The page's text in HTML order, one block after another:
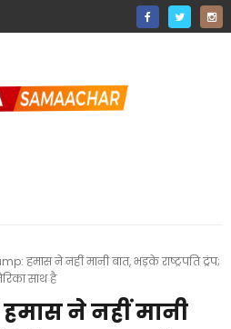
हमास ने नहीं मानी बात, भड़के राष्ट्रपति ट्रंप;
साथ है
ने नहीं मानी